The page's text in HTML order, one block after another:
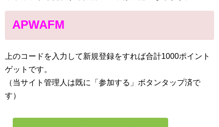
APWAFM
上のコードを入力して新規登録をすれば合計1000ポイント
ゲットです。
（当サイト管理人は既に「参加する」ボタンタップ済で
す）